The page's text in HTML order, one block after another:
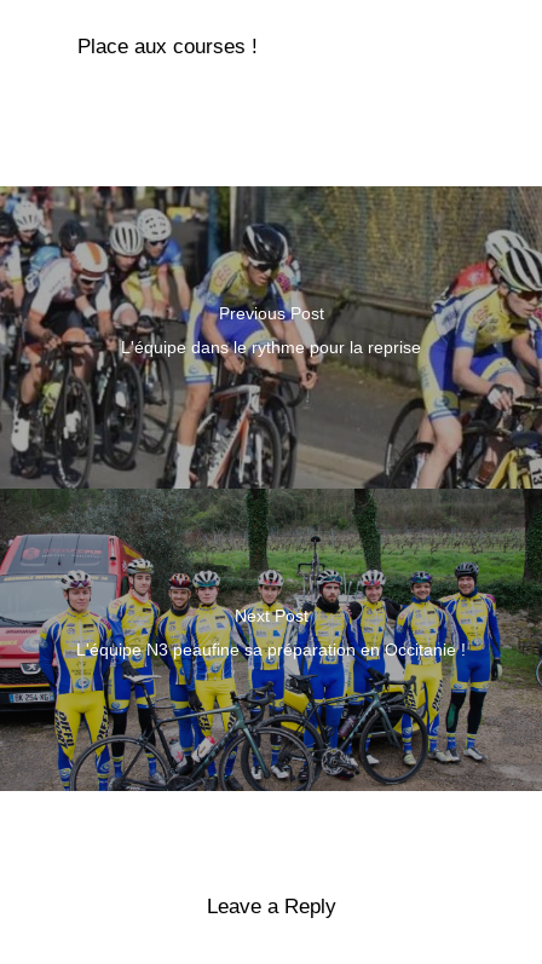
Place aux courses !
Previous Post
L'équipe dans le rythme pour la reprise
Next Post
L'équipe N3 peaufine sa préparation en Occitanie !
Leave a Reply